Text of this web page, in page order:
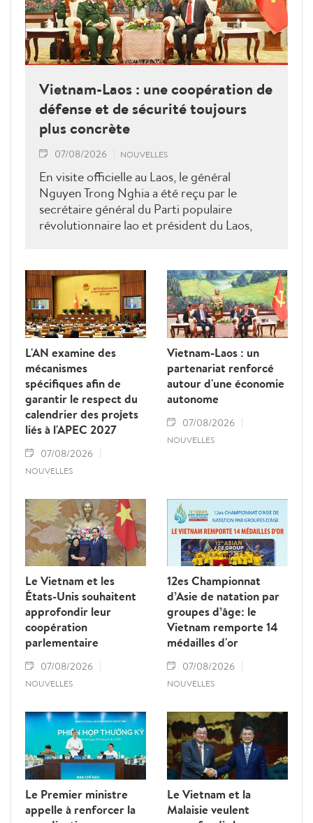
Vietnam-Laos : une coopération de
défense et de sécurité toujours
plus concrète
07/08/2026 NOUVELLES
En visite officielle au Laos, le général
Nguyen Trong Nghia a été reçu par le
secrétaire général du Parti populaire
révolutionnaire lao et président du Laos,
parties ont réaffirmé leur volonté de
renforcer une coopération politico-militaire
étroite et efficace.
L'AN examine des
mécanismes
spécifiques afin de
garantir le respect du
calendrier des projets
liés à l'APEC 2027
07/08/2026
NOUVELLES
Vietnam-Laos : un
partenariat renforcé
autour d'une économie
autonome
07/08/2026
NOUVELLES
Le Vietnam et les
États-Unis souhaitent
approfondir leur
coopération
parlementaire
07/08/2026
NOUVELLES
12es Championnat
d’Asie de natation par
groupes d’âge: le
Vietnam remporte 14
médailles d'or
07/08/2026
NOUVELLES
Le Premier ministre
appelle à renforcer la
Le Vietnam et la
Malaisie veulent